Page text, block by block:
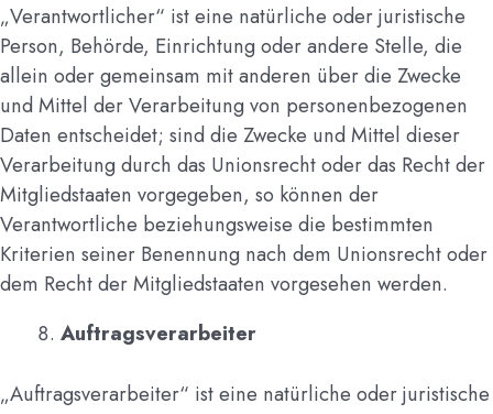
„Verantwortlicher“ ist eine natürliche oder juristische
Person, Behörde, Einrichtung oder andere Stelle, die
allein oder gemeinsam mit anderen über die Zwecke
und Mittel der Verarbeitung von personenbezogenen
Daten entscheidet; sind die Zwecke und Mittel dieser
Verarbeitung durch das Unionsrecht oder das Recht der
Mitgliedstaaten vorgegeben, so können der
Verantwortliche beziehungsweise die bestimmten
Kriterien seiner Benennung nach dem Unionsrecht oder
dem Recht der Mitgliedstaaten vorgesehen werden.
Auftragsverarbeiter
„Auftragsverarbeiter“ ist eine natürliche oder juristische